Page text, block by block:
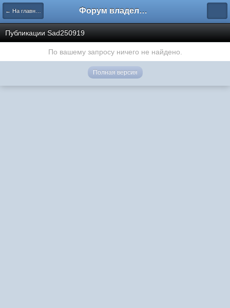
← На главную Форум владельцев интернет-магазинов
Публикации Sad250919
По вашему запросу ничего не найдено.
Полная версия